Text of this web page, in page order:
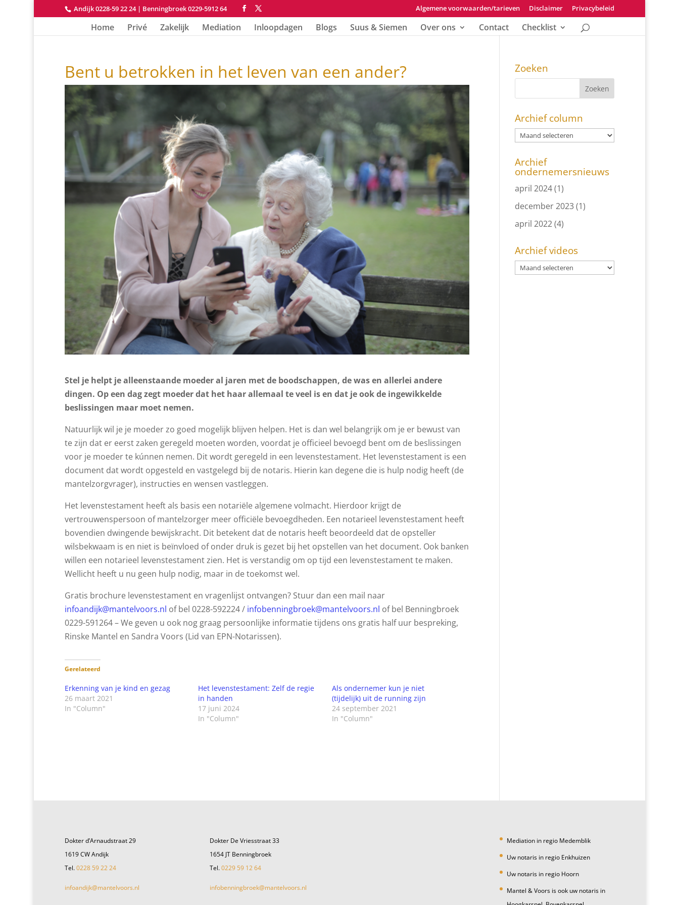
Andijk 0228-59 22 24| Benningbroek 0229-5912 64 Algemene voorwaarden/tarieven Disclaimer Privacybeleid
Home Privé Zakelijk Mediation Inloopdagen Blogs Suus & Siemen Over ons Contact Checklist
Bent u betrokken in het leven van een ander?
Stel je helpt je alleenstaande moeder al jaren met de boodschappen, de was en allerlei andere
dingen. Op een dag zegt moeder dat het haar allemaal te veel is en dat je ook de ingewikkelde
beslissingen maar moet nemen.
Natuurlijk wil je je moeder zo goed mogelijk blijven helpen. Het is dan wel belangrijk om je er bewust van
te zijn dat er eerst zaken geregeld moeten worden, voordat je officieel bevoegd bent om de beslissingen
voor je moeder te kúnnen nemen. Dit wordt geregeld in een levenstestament. Het levenstestament is een
document dat wordt opgesteld en vastgelegd bij de notaris. Hierin kan degene die is hulp nodig heeft (de
mantelzorgvrager), instructies en wensen vastleggen.
Het levenstestament heeft als basis een notariële algemene volmacht. Hierdoor krijgt de
vertrouwenspersoon of mantelzorger meer officiële bevoegdheden. Een notarieel levenstestament heeft
bovendien dwingende bewijskracht. Dit betekent dat de notaris heeft beoordeeld dat de opsteller
wilsbekwaam is en niet is beïnvloed of onder druk is gezet bij het opstellen van het document. Ook banken
willen een notarieel levenstestament zien. Het is verstandig om op tijd een levenstestament te maken.
Wellicht heeft u nu geen hulp nodig, maar in de toekomst wel.
Gratis brochure levenstestament en vragenlijst ontvangen? Stuur dan een mail naar
infoandijk@mantelvoors.nl of bel 0228-592224 / infobenningbroek@mantelvoors.nl of bel Benningbroek
0229-591264 – We geven u ook nog graag persoonlijke informatie tijdens ons gratis half uur bespreking,
Rinske Mantel en Sandra Voors (Lid van EPN-Notarissen).
Gerelateerd
Erkenning van je kind en gezag
26 maart 2021
In "Column"
Het levenstestament: Zelf de regie
in handen
17 juni 2024
In "Column"
Als ondernemer kun je niet
(tijdelijk) uit de running zijn
24 september 2021
In "Column"
Zoeken
Archief column
Archief
ondernemersnieuws
april 2024(1)
december 2023(1)
april 2022(4)
Archief videos
Dokter d’Arnaudstraat 29
1619 CW Andijk
Tel.0228 59 22 24
infoandijk@mantelvoors.nl
Dokter De Vriesstraat 33
1654 JT Benningbroek
Tel.0229 59 12 64
infobenningbroek@mantelvoors.nl
Mediation in regio Medemblik
Uw notaris in regio Enkhuizen
Uw notaris in regio Hoorn
Mantel & Voors is ook uw notaris in